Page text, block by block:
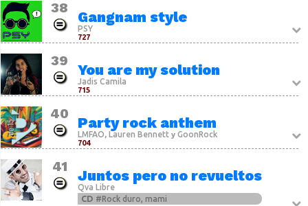
38
Gangnam style
PSY
727
39
You are my solution
Jadis Camila
715
40
Party rock anthem
LMFAO, Lauren Bennetty GoonRock
704
41
Juntos pero no revueltos
Qva Libre
CD #Rock duro, mami